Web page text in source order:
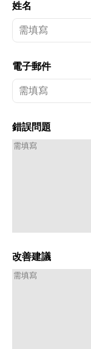
姓名
電子郵件
錯誤問題
改善建議